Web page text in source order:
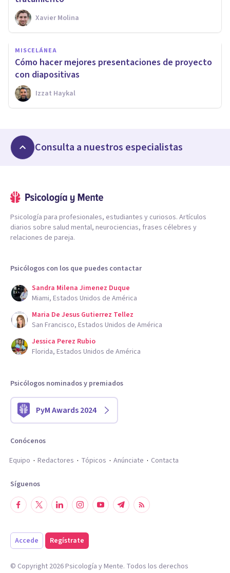
Xavier Molina
MISCELÁNEA
Cómo hacer mejores presentaciones de proyecto
con diapositivas
Izzat Haykal
Consulta a nuestros especialistas
Psicología para profesionales, estudiantes y curiosos. Artículos
diarios sobre salud mental, neurociencias, frases célebres y
relaciones de pareja.
Psicólogos con los que puedes contactar
Sandra Milena Jimenez Duque
Miami, Estados Unidos de América
Maria De Jesus Gutierrez Tellez
San Francisco, Estados Unidos de América
Jessica Perez Rubio
Florida, Estados Unidos de América
Psicólogos nominados y premiados
PyM Awards 2024
Conócenos
Equipo
Redactores Tópicos Anúnciate Contacta
Síguenos
Accede Regístrate
© Copyright 2026Psicología y Mente. Todos los derechos